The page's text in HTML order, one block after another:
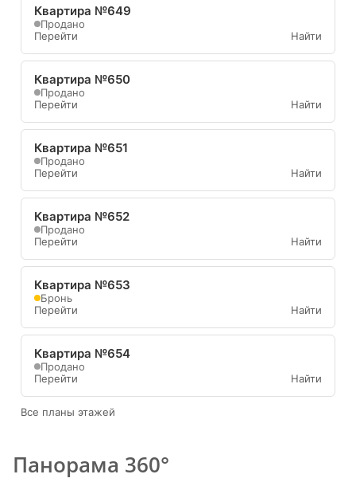
Квартира №649
Продано
Перейти
Найти
Квартира №650
Продано
Перейти
Найти
Квартира №651
Продано
Перейти
Найти
Квартира №652
Продано
Перейти
Найти
Квартира №653
Бронь
Перейти
Найти
Квартира №654
Продано
Перейти
Найти
Все планы этажей
Панорама 360°